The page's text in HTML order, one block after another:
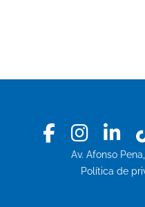
Av. Afonso
Política de